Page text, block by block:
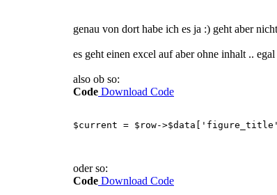
genau von dort habe ich es ja :) geht aber nicht
es geht einen excel auf aber ohne inhalt ..
also ob so:
Code Download Code
$current = $row-
oder so:
Code Download Code